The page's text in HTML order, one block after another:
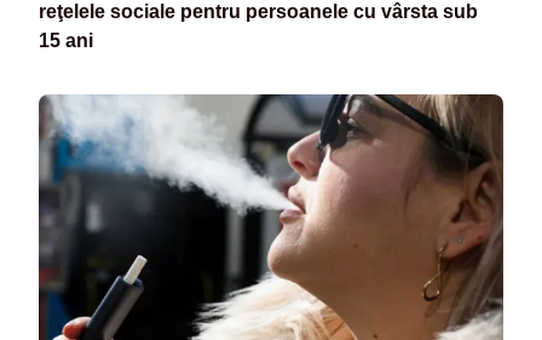
reţelele sociale pentru persoanele cu vârsta sub
15 ani